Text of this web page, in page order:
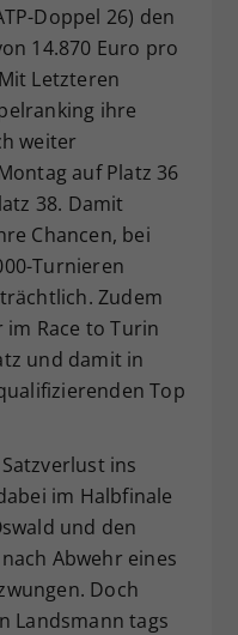
Doppel 26) den
14.870 Euro pro
Letzteren
ihre
weiter
auf Platz 36
38. Damit
Chancen, bei
Turnieren
Zudem
Race to Turin
und damit in
Top
ins
im Halbfinale
und den
Abwehr eines
Doch
Landsmann tags